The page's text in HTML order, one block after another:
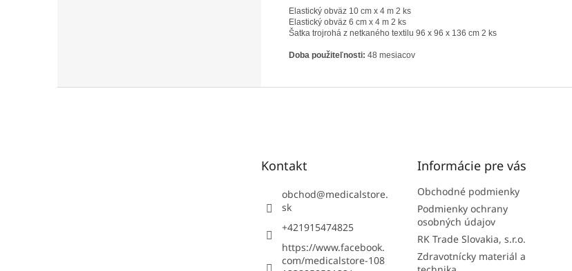
Elastický obväz 10 cm x 4 m 2 ks
Elastický obväz 6 cm x 4 m 2 ks
Šatka trojrohá z netkaného textilu 96 x 96 x 136 cm 2 ks
Doba použiteľnosti: 48 mesiacov
Kontakt
obchod@medicalstore.
sk
+421915474825
https://www.facebook.
com/medicalstore-108
Informácie pre vás
Obchodné podmienky
Podmienky ochrany
osobných údajov
RK Trade Slovakia, s.r.o.
Zdravotnícky materiál a